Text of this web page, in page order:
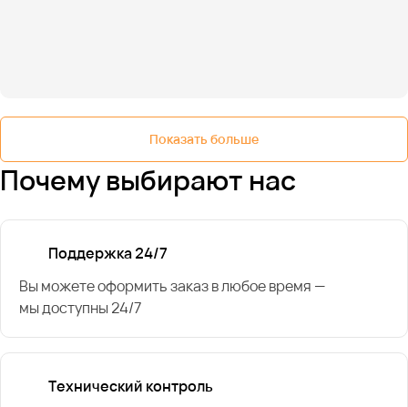
Показать больше
Почему выбирают нас
Поддержка 24/7
Вы можете оформить заказ в любое время —
мы доступны 24/7
Технический контроль